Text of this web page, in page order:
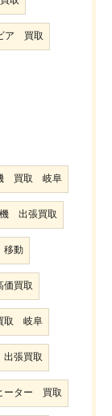
ア 買取
買取 岐阜
出張買取
動
買取
取 岐阜
張買取
ーター 買取